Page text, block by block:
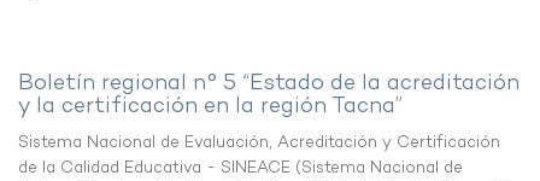
Boletín regional n° 5 “Estado de la acreditación
y la certificación en la región Tacna”
Sistema Nacional de Evaluación, Acreditación y Certificación
de la Calidad Educativa - SINEACE (Sistema Nacional de